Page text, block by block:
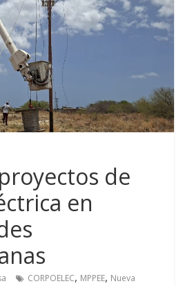
de
en
CORPOELEC, MPPEE, Nueva